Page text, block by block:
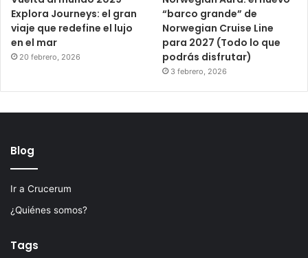
Explora Journeys: el gran
viaje que redefine el lujo
en el mar
20 febrero, 2026
“barco grande” de
Norwegian Cruise Line
para 2027 (Todo lo que
podrás disfrutar)
3 febrero, 2026
Blog
Ir a Crucerum
¿Quiénes somos?
Tags